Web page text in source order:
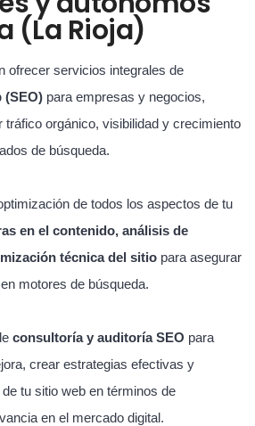
(La Rioja)
ofrecer servicios integrales de
(SEO) para empresas y negocios,
tráfico orgánico, visibilidad y crecimiento
de búsqueda.
de todos los aspectos de tu
en el contenido, análisis de
técnica del sitio para asegurar
motores de búsqueda.
consultoría y auditoría SEO para
crear estrategias efectivas y
tu sitio web en términos de
en el mercado digital.